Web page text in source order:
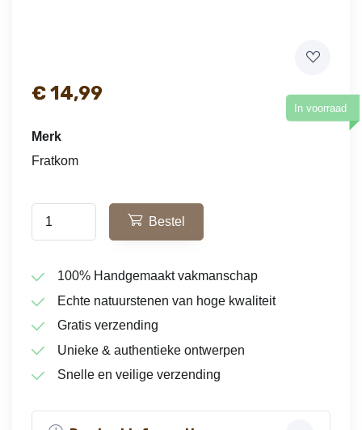
€14,99
In voorraad
Merk
Fratkom
Bestel
100% Handgemaakt vakmanschap
Echte natuurstenen van hoge kwaliteit
Gratis verzending
Unieke & authentieke ontwerpen
Snelle en veilige verzending